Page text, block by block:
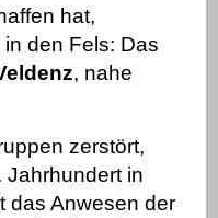
hat,
den Fels: Das
, nahe
zerstört,
Jahrhundert in
das Anwesen der